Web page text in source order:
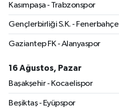
Kasımpaşa - Trabzonspor
Gençlerbirliği S.K. - Fenerbahçe
Gaziantep FK - Alanyaspor
16 Ağustos, Pazar
Başakşehir - Kocaelispor
Beşiktaş - Eyüpspor